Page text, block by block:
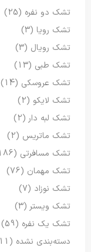
تشک دو نفره (25)
تشک رویا (3)
تشک رویال (3)
تشک طبی (13)
تشک عروسکی (14)
تشک لایکو (2)
تشک لبه دار (2)
تشک ماتریس (2)
تشک مسافرتی (186)
تشک مهمان (76)
تشک نوزاد (7)
تشک ویستر (3)
تشک یک نفره (59)
دسته‌بندی نشده (11)